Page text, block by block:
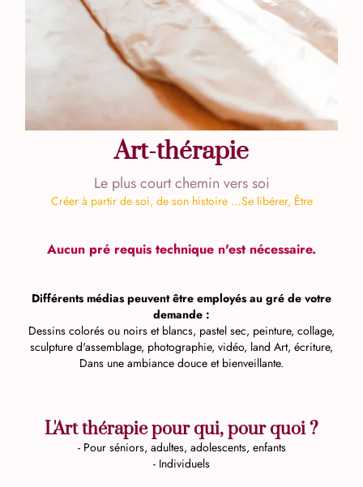
Art-thérapie
Le plus court chemin vers soi
Créer à partir de soi, de son histoire …Se libérer, Être
Aucun pré requis technique n'est nécessaire.
Différents médias peuvent être employés au gré de votre
demande :
Dessins colorés ou noirs et blancs, pastel sec, peinture, collage,
sculpture d'assemblage, photographie, vidéo, land Art, écriture,
Dans une ambiance douce et bienveillante.
L'Art thérapie pour qui, pour quoi ?
- Pour séniors, adultes, adolescents, enfants
- Individuels